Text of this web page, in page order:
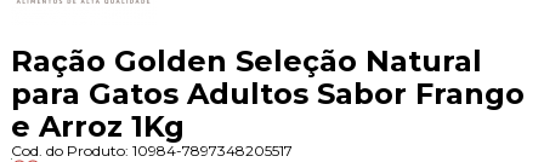
Ração Golden Seleção Natural
para Gatos Adultos Sabor Frango
e Arroz 1Kg
Cod. do Produto: 10984-7897348205517